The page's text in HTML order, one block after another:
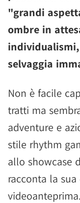
"grandi
ombre in
selvaggia
Non è facile
tratti ma
adventure e
stile rhythm
allo showcase
racconta la
videoanteprima.